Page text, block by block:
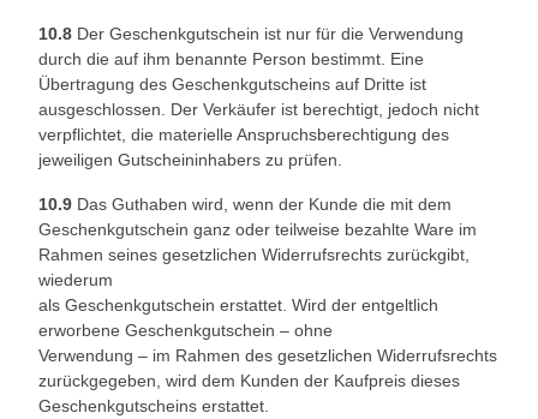
10.8 Der Geschenkgutschein ist nur für die Verwendung
durch die auf ihm benannte Person bestimmt. Eine
Übertragung des Geschenkgutscheins auf Dritte ist
ausgeschlossen. Der Verkäufer ist berechtigt, jedoch nicht
verpflichtet, die materielle Anspruchsberechtigung des
jeweiligen Gutscheininhabers zu prüfen.
10.9 Das Guthaben wird, wenn der Kunde die mit dem
Geschenkgutschein ganz oder teilweise bezahlte Ware im
Rahmen seines gesetzlichen Widerrufsrechts zurückgibt,
wiederum
als Geschenkgutschein erstattet. Wird der entgeltlich
erworbene Geschenkgutschein – ohne
Verwendung – im Rahmen des gesetzlichen Widerrufsrechts
zurückgegeben, wird dem Kunden der Kaufpreis dieses
Geschenkgutscheins erstattet.